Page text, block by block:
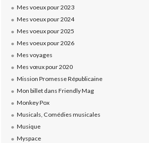
Mes voeux pour 2023
Mes voeux pour 2024
Mes voeux pour 2025
Mes voeux pour 2026
Mes voyages
Mes vœux pour 2020
Mission Promesse Républicaine
Mon billet dans Friendly Mag
Monkey Pox
Musicals, Comédies musicales
Musique
Myspace